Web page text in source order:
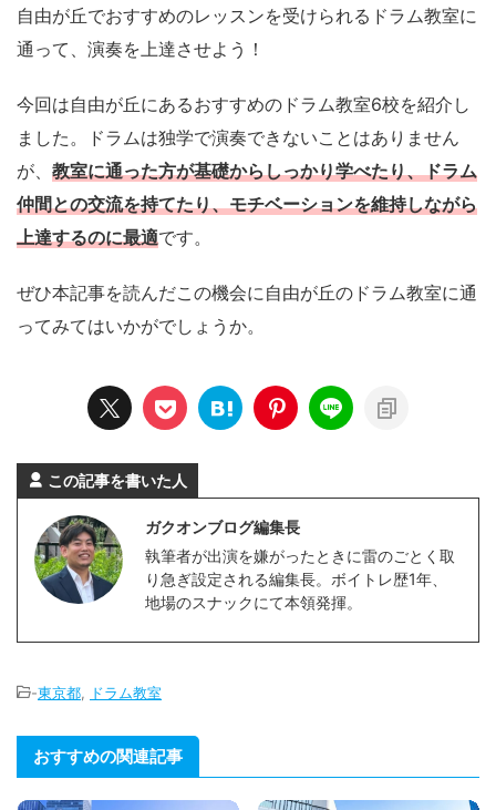
自由が丘でおすすめのレッスンを受けられるドラム教室に
通って、演奏を上達させよう！
今回は自由が丘にあるおすすめのドラム教室6校を紹介し
ました。ドラムは独学で演奏できないことはありません
が、 教室に通った方が基礎からしっかり学べたり、ドラム
仲間との交流を持てたり、モチベーションを維持しながら
上達するのに最適です。
ぜひ本記事を読んだこの機会に自由が丘のドラム教室に通
ってみてはいかがでしょうか。
この記事を書いた人
ガクオンブログ編集長
執筆者が出演を嫌がったときに雷のごとく取
り急ぎ設定される編集長。ボイトレ歴1年、
地場のスナックにて本領発揮。
-東京都 ドラム教室
おすすめの関連記事